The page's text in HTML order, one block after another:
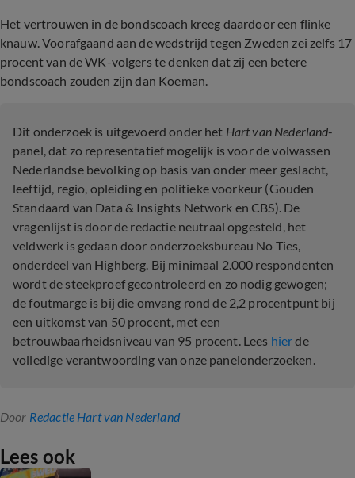
Het vertrouwen in de bondscoach kreeg daardoor een flinke
knauw. Voorafgaand aan de wedstrijd tegen Zweden zei zelfs 17
procent van de WK-volgers te denken dat zij een betere
bondscoach zouden zijn dan Koeman.
Dit onderzoek is uitgevoerd onder het Hart van Nederland-
panel, dat zo representatief mogelijk is voor de volwassen
Nederlandse bevolking op basis van onder meer geslacht,
leeftijd, regio, opleiding en politieke voorkeur (Gouden
Standaard van Data & Insights Network en CBS). De
vragenlijst is door de redactie neutraal opgesteld, het
veldwerk is gedaan door onderzoeksbureau No Ties,
onderdeel van Highberg. Bij minimaal 2.000 respondenten
wordt de steekproef gecontroleerd en zo nodig gewogen;
de foutmarge is bij die omvang rond de 2,2 procentpunt bij
een uitkomst van 50 procent, met een
betrouwbaarheidsniveau van 95 procent. Lees hierde
volledige verantwoording van onze panelonderzoeken.
Door Redactie Hart van Nederland
Lees ook